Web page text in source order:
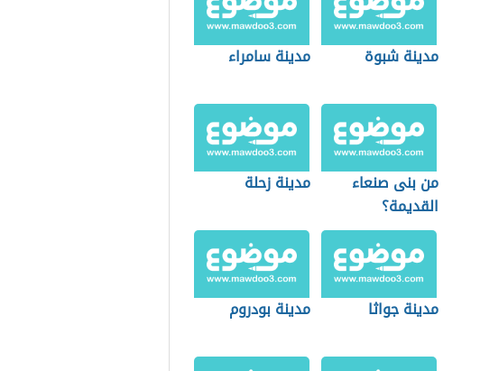
مدينة شبوة مدينة سامراء
من بنى صنعاء
القديمة؟
مدينة زحلة
مدينة جواثا مدينة بودروم